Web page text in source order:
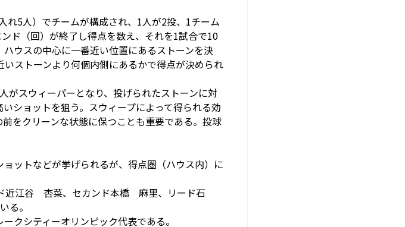
れ5人）でチームが構成され、1人が2投、1チーム
ド（回）が終了し得点を数え、それを1試合で10
ウスの中心に一番近い位置にあるストーンを決
ストーンより何個内側にあるかで得点が決められ
がスウィーパーとなり、投げられたストーンに対
ショットを狙う。スウィープによって得られる効
をクリーンな状態に保つことも重要である。投球
ットなどが挙げられるが、得点圏（ハウス内）に
近江谷 杏菜、セカンド本橋 麻里、リード石
る。
クシティーオリンピック代表である。